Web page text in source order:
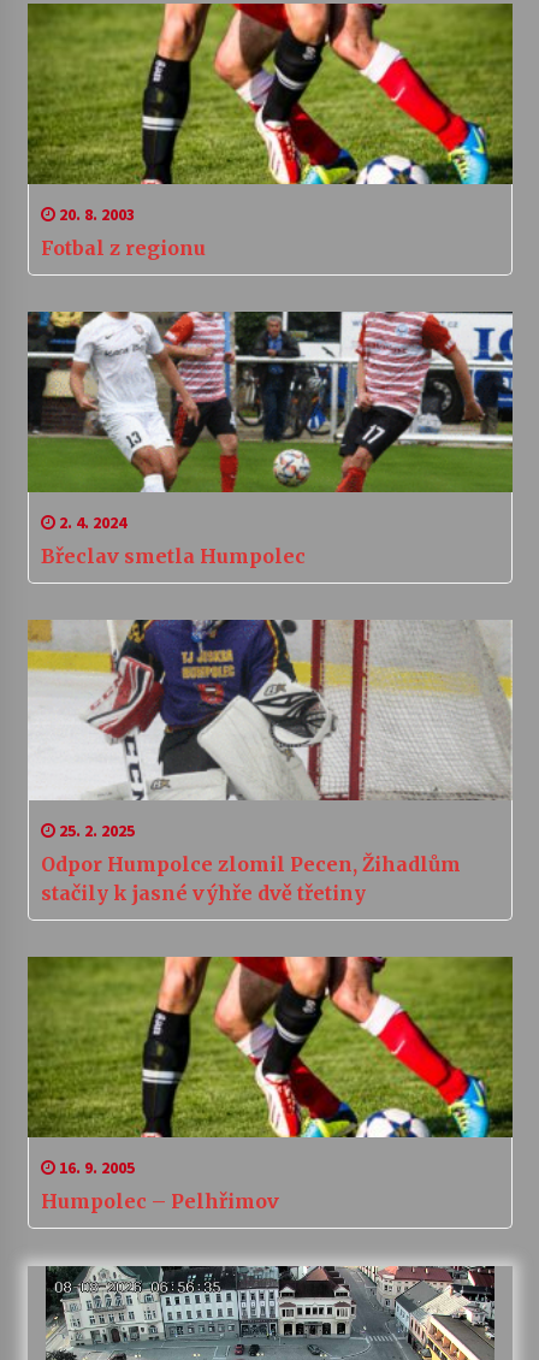
20. 8. 2003
Fotbal z regionu
2. 4. 2024
Břeclav smetla Humpolec
25. 2. 2025
Odpor Humpolce zlomil Pecen, Žihadlům
stačily k jasné výhře dvě třetiny
16. 9. 2005
Humpolec – Pelhřimov